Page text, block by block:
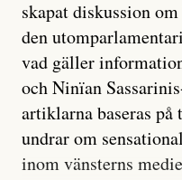
skapat diskussion
den
vad gäller
och Ninïan
artiklarna baseras
undrar om
inom vänsterns